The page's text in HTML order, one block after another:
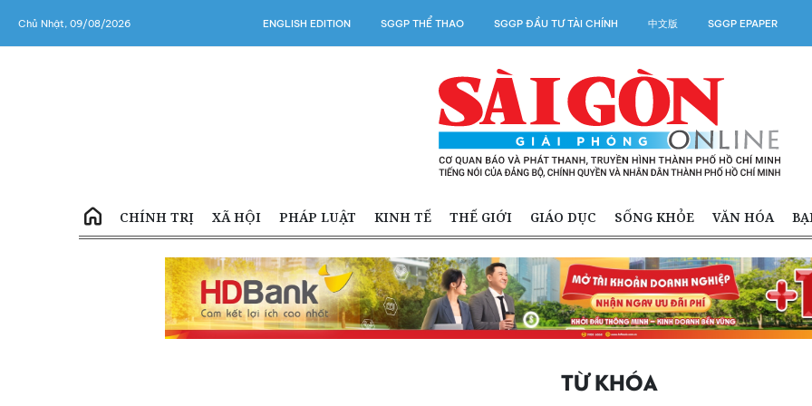
Chủ Nhật, 09/08/2026 ENGLISH EDITION SGGP THỂ THAO SGGP ĐẦU TƯ TÀI CHÍNH 中文版 SGGP EPAPER
CHÍNH TRỊ XÃ HỘI PHÁP LUẬT KINH TẾ THẾ GIỚI GIÁO DỤC SỐNG KHỎE VĂN HÓA
TỪ KHÓA